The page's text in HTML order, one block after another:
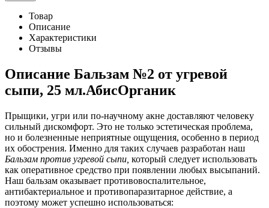
Товар
Описание
Характеристики
Отзывы
Описание Бальзам №2 от угревой
сыпи, 25 мл.АбисОрганик
Прыщики, угри или по-научному акне доставляют человеку
сильный дискомфорт. Это не только эстетическая проблема,
но и болезненные неприятные ощущения, особенно в период
их обострения. Именно для таких случаев разработан наш
Бальзам против угревой сыпи, который следует использовать
как оперативное средство при появлении любых высыпаний.
Наш бальзам оказывает противовоспалительное,
антибактериальное и противопаразитарное действие, а
поэтому может успешно использоваться: